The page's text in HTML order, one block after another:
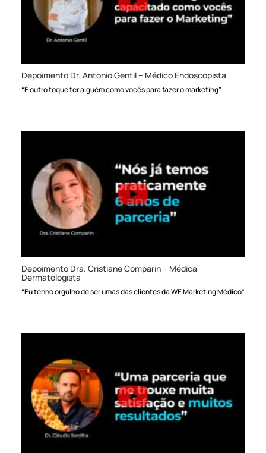
Depoimento Dr. Antonio Gentil – Médico Endoscopista
“É outro toque ter alguém como vocês para fazer o marketing”
Depoimento Dra. Cristiane Comparin – Médica
Dermatologista
“Eu tenho orgulho de ser umas das clientes da WE Marketing Médico”